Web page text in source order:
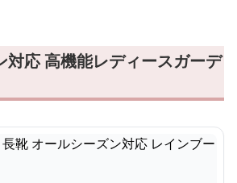
対応 高機能レディースガーデ